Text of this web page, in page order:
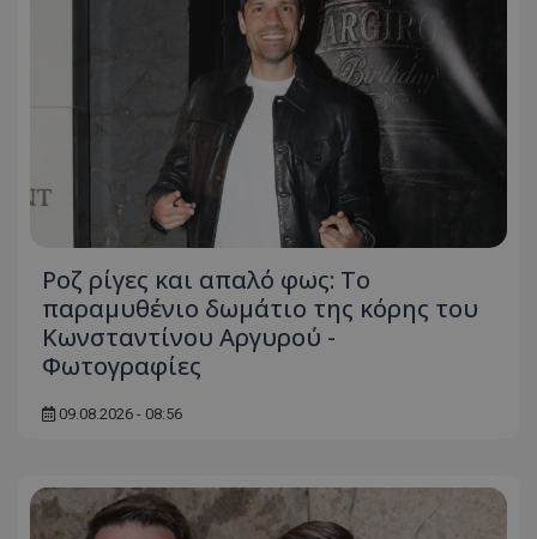
Ροζ ρίγες και απαλό φως: Το
παραμυθένιο δωμάτιο της κόρης του
Κωνσταντίνου Αργυρού -
Φωτογραφίες
09.08.2026 - 08:56